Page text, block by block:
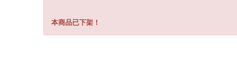
本商品已下架！